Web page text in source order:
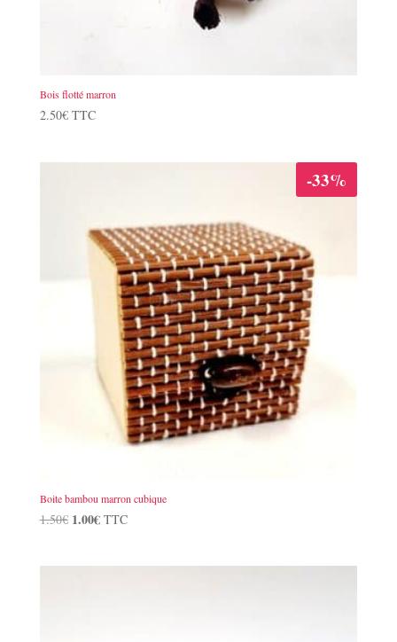
Bois flotté marron
2.50€ TTC
-33%
Boite bambou marron cubique
1.50€ Le
1.00€Le
TTC